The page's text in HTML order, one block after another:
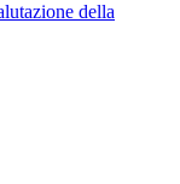
della